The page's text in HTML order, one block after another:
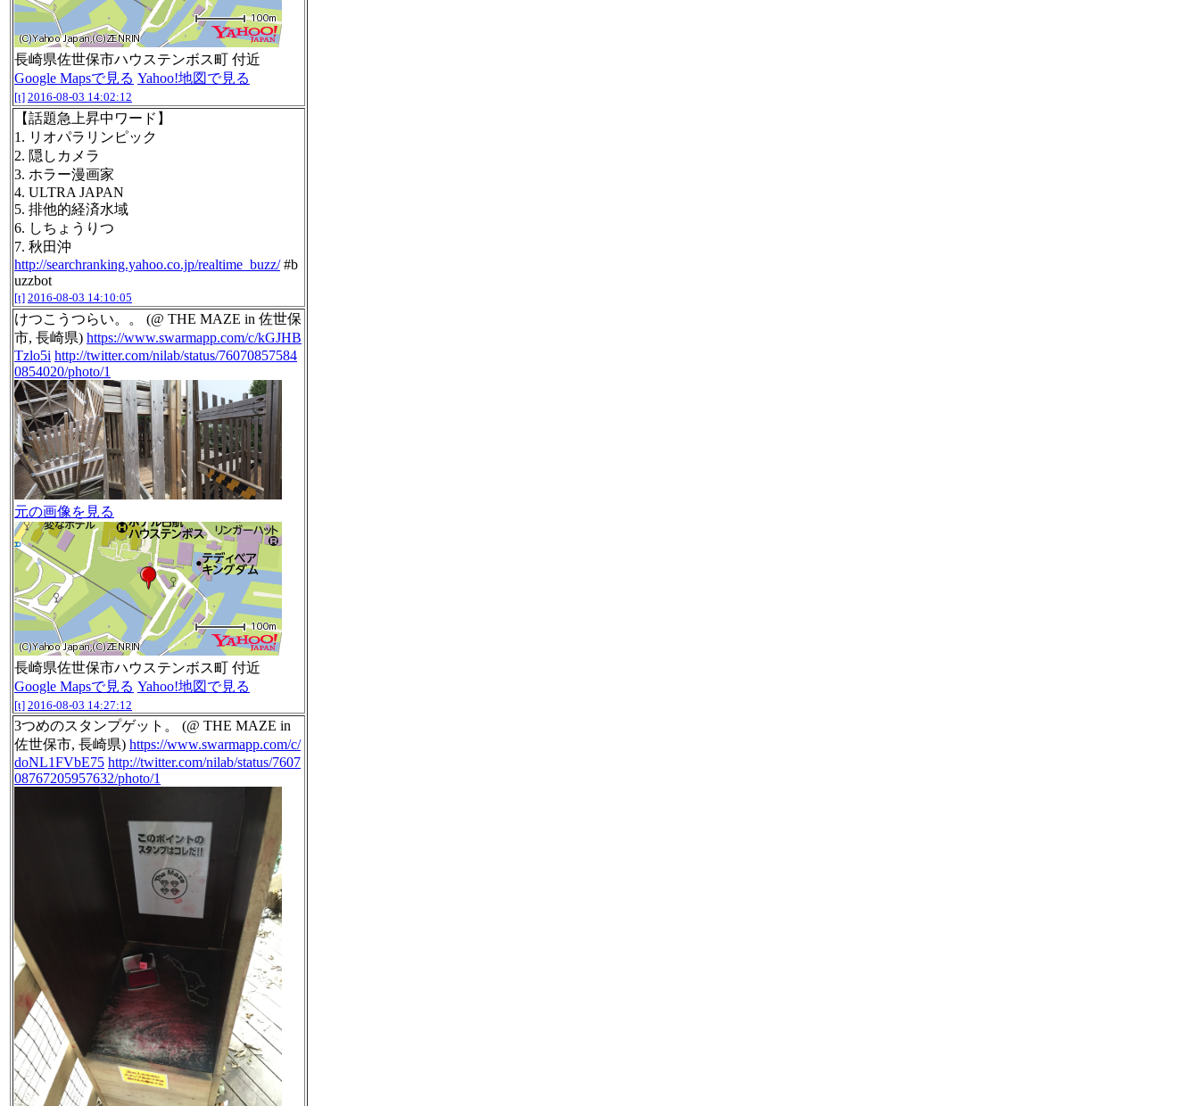
長崎県佐世保市ハウステンボス町 付近
Google Mapsで見る Yahoo!地図で見る
[t] 2016-08-03 14:02:12
【話題急上昇中ワード】
1. リオパラリンピック
2. 隠しカメラ
3. ホラー漫画家
4. ULTRA JAPAN
5. 排他的経済水域
6. しちょうりつ
7. 秋田沖
http://searchranking.yahoo.co.jp/realtime_buzz/#b
uzzbot
[t] 2016-08-03 14:10:05
けつこうつらい。。 (@ THE MAZE in 佐世保
市, 長崎県) https://www.swarmapp.com/c/kGJHB
Tzlo5i http://twitter.com/nilab/status/76070857584
0854020/photo/1
元の画像を見る
長崎県佐世保市ハウステンボス町 付近
Google Mapsで見る Yahoo!地図で見る
[t] 2016-08-03 14:27:12
3つめのスタンプゲット。 (@ THE MAZE in
佐世保市, 長崎県) https://www.swarmapp.com/c/
doNL1FVbE75 http://twitter.com/nilab/status/7607
08767205957632/photo/1